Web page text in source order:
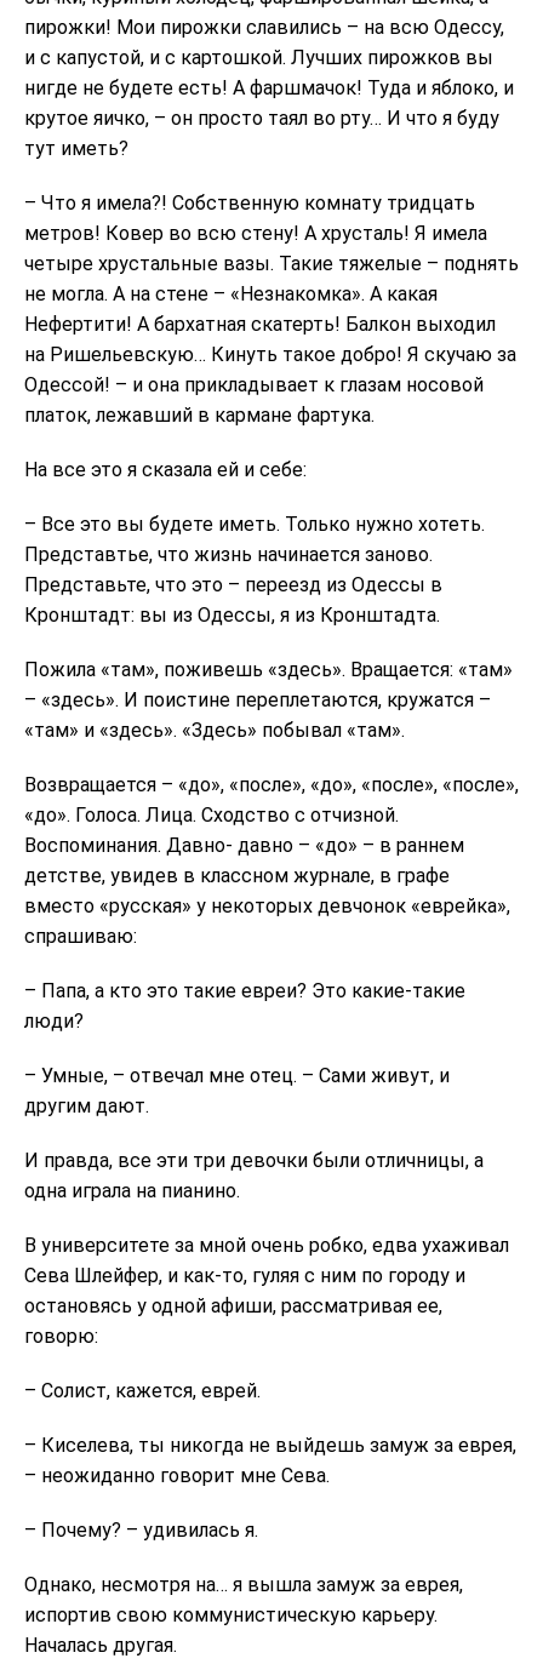
пирожки! Мои пирожки славились – на всю Одессу,
и с капустой, и с картошкой. Лучших пирожков вы
нигде не будете есть! А фаршмачок! Туда и яблоко, и
крутое яичко, – он просто таял во рту… И что я буду
тут иметь?
– Что я имела?! Собственную комнату тридцать
метров! Ковер во всю стену! А хрусталь! Я имела
четыре хрустальные вазы. Такие тяжелые – поднять
не могла. А на стене – «Незнакомка». А какая
Нефертити! А бархатная скатерть! Балкон выходил
на Ришельевскую… Кинуть такое добро! Я скучаю за
Одессой! – и она прикладывает к глазам носовой
платок, лежавший в кармане фартука.
На все это я сказала ей и себе:
– Все это вы будете иметь. Только нужно хотеть.
Представтье, что жизнь начинается заново.
Представьте, что это – переезд из Одессы в
Кронштадт: вы из Одессы, я из Кронштадта.
Пожила «там», поживешь «здесь». Вращается: «там»
– «здесь». И поистине переплетаются, кружатся –
«там» и «здесь». «Здесь» побывал «там».
Возвращается – «до», «после», «до», «после», «после»,
«до». Голоса. Лица. Сходство с отчизной.
Воспоминания. Давно- давно – «до» – в раннем
детстве, увидев в классном журнале, в графе
вместо «русская» у некоторых девчонок «еврейка»,
спрашиваю:
– Папа, а кто это такие евреи? Это какие-такие
люди?
– Умные, – отвечал мне отец. – Сами живут, и
другим дают.
И правда, все эти три девочки были отличницы, а
одна играла на пианино.
В университете за мной очень робко, едва ухаживал
Сева Шлейфер, и как-то, гуляя с ним по городу и
остановясь у одной афиши, рассматривая ее,
говорю:
– Солист, кажется, еврей.
– Киселева, ты никогда не выйдешь замуж за еврея,
– неожиданно говорит мне Сева.
– Почему? – удивилась я.
Однако, несмотря на… я вышла замуж за еврея,
испортив свою коммунистическую карьеру.
Началась другая.